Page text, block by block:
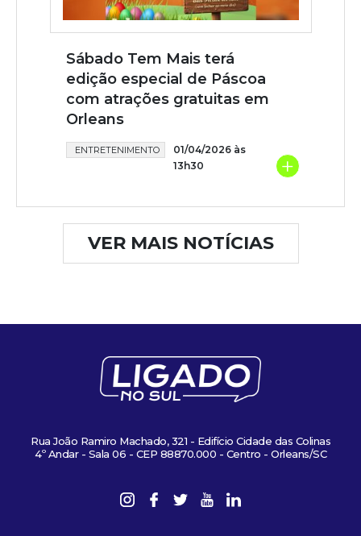
Sábado Tem Mais terá
edição especial de Páscoa
com atrações gratuitas em
Orleans
ENTRETENIMENTO
01/04/2026 às
13h30
+
VER MAIS NOTÍCIAS
Rua João Ramiro Machado, 321 - Edifício Cidade das Colinas
4º Andar - Sala 06 - CEP 88870.000 - Centro - Orleans/SC